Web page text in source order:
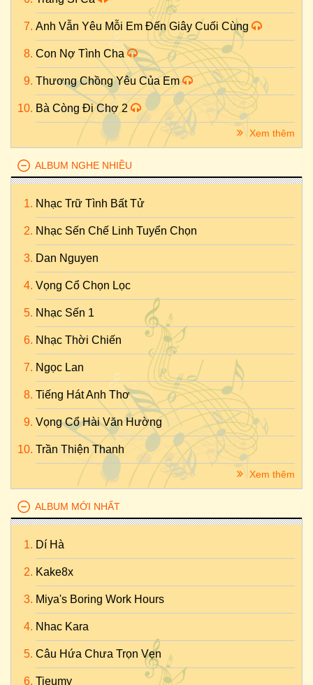
Anh Vẫn Yêu Mỗi Em Đến Giây Cuối Cùng
Con Nợ Tình Cha
Thương Chồng Yêu Của Em
Bà Còng Đi Chợ 2
Xem thêm
ALBUM NGHE NHIỀU
Nhạc Trữ Tình Bất Tử
Nhạc Sến Chế Linh Tuyển Chọn
Dan Nguyen
Vọng Cổ Chọn Lọc
Nhạc Sến 1
Nhạc Thời Chiến
Ngọc Lan
Tiếng Hát Anh Thơ
Vọng Cổ Hài Văn Hường
Trần Thiện Thanh
Xem thêm
ALBUM MỚI NHẤT
Dí Hà
Kake8x
Miya's Boring Work Hours
Nhac Kara
Câu Hứa Chưa Trọn Vẹn
Tieumy